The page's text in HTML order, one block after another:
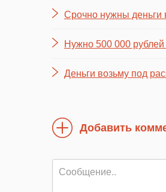
Срочно нужны деньги
Нужно 500 000
Деньги возьму под
Добавить